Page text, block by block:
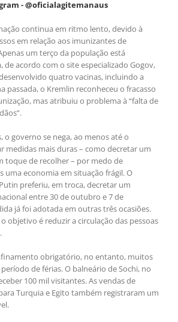
- @oficialagitemanaus
continua em ritmo lento, devido à
em relação aos imunizantes de
um terço da população está
acordo com o site especializado Gogov,
quatro vacinas, incluindo a
passada, o Kremlin reconheceu o fracasso
mas atribuiu o problema à “falta de
o governo se nega, ao menos até o
medidas mais duras – como decretar um
toque de recolher – por medo de
uma economia em situação frágil. O
preferiu, em troca, decretar um
entre 30 de outubro e 7 de
já foi adotada em outras três ocasiões.
objetivo é reduzir a circulação das pessoas
obrigatório, no entanto, muitos
de férias. O balneário de Sochi, no
100 mil visitantes. As vendas de
Turquia e Egito também registraram um